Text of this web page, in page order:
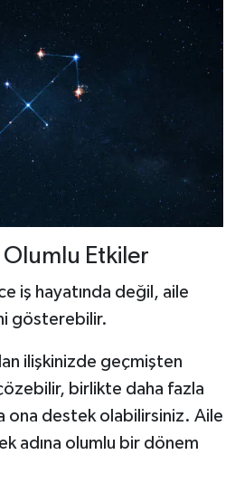
Etkiler
iş hayatında değil, aile
gösterebilir.
ilişkinizde geçmişten
birlikte daha fazla
ona destek olabilirsiniz. Aile
adına olumlu bir dönem